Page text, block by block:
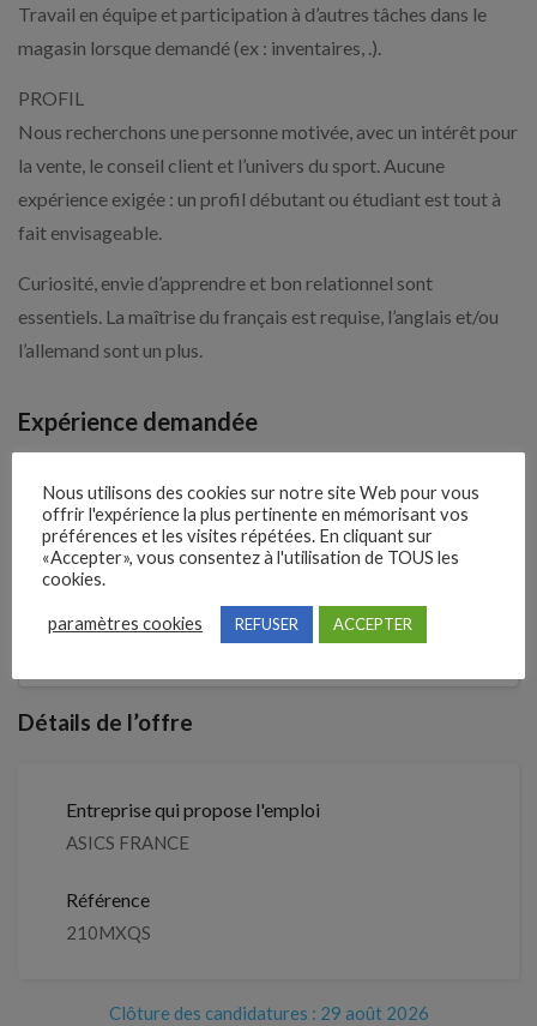
Travail en équipe et participation à d’autres tâches dans le
magasin lorsque demandé (ex : inventaires, .).
PROFIL
Nous recherchons une personne motivée, avec un intérêt pour
la vente, le conseil client et l’univers du sport. Aucune
expérience exigée : un profil débutant ou étudiant est tout à
fait envisageable.
Curiosité, envie d’apprendre et bon relationnel sont
essentiels. La maîtrise du français est requise, l’anglais et/ou
l’allemand sont un plus.
Expérience demandée
Il y a1 mois
Clôture des candidatures : 29 août
Je postule
Détails de l’offre
Entreprise qui propose l'emploi
ASICS FRANCE
Référence
210MXQS
Clôture des candidatures : 29 août 2026
Nous utilisons des cookies sur notre site Web pour vous
offrir l'expérience la plus pertinente en mémorisant vos
préférences et les visites répétées. En cliquant sur
«Accepter», vous consentez à l'utilisation de TOUS les
cookies.
paramètres cookies REFUSER ACCEPTER